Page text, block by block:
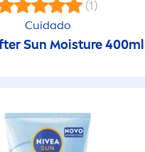
(1)
Cuidado
Sun Moisture 400ml